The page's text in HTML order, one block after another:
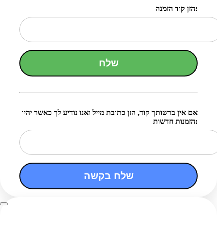
הזן קוד הזמנה:
שלח
אם אין ברשותך קוד, הזן כתובת מייל ואנו נודיע לך כאשר יהיו
הזמנות חדשות:
שלח בקשה